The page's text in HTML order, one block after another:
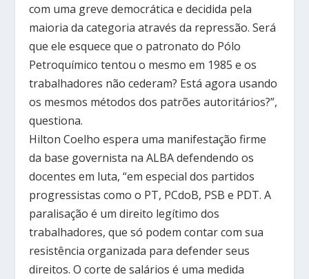
com uma greve democrática e decidida pela
maioria da categoria através da repressão. Será
que ele esquece que o patronato do Pólo
Petroquímico tentou o mesmo em 1985 e os
trabalhadores não cederam? Está agora usando
os mesmos métodos dos patrões autoritários?”,
questiona.
Hilton Coelho espera uma manifestação firme
da base governista na ALBA defendendo os
docentes em luta, “em especial dos partidos
progressistas como o PT, PCdoB, PSB e PDT. A
paralisação é um direito legítimo dos
trabalhadores, que só podem contar com sua
resistência organizada para defender seus
direitos. O corte de salários é uma medida